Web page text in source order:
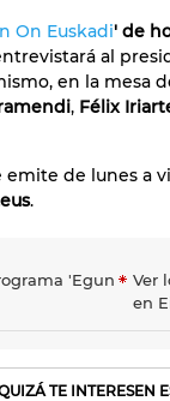
On Euskadi' de
al
en la mesa
, Félix
emite de lunes a
.
'Egun
Ver
en
TE INTERESEN